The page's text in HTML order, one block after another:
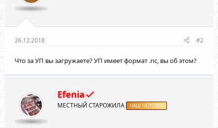
26.12.2018 #2
Что за УП вы загружаете? УП имеет формат .nc, вы об этом?
Efenia
МЕСТНЫЙ СТАРОЖИЛА НАШ ЧЕЛОВЕК